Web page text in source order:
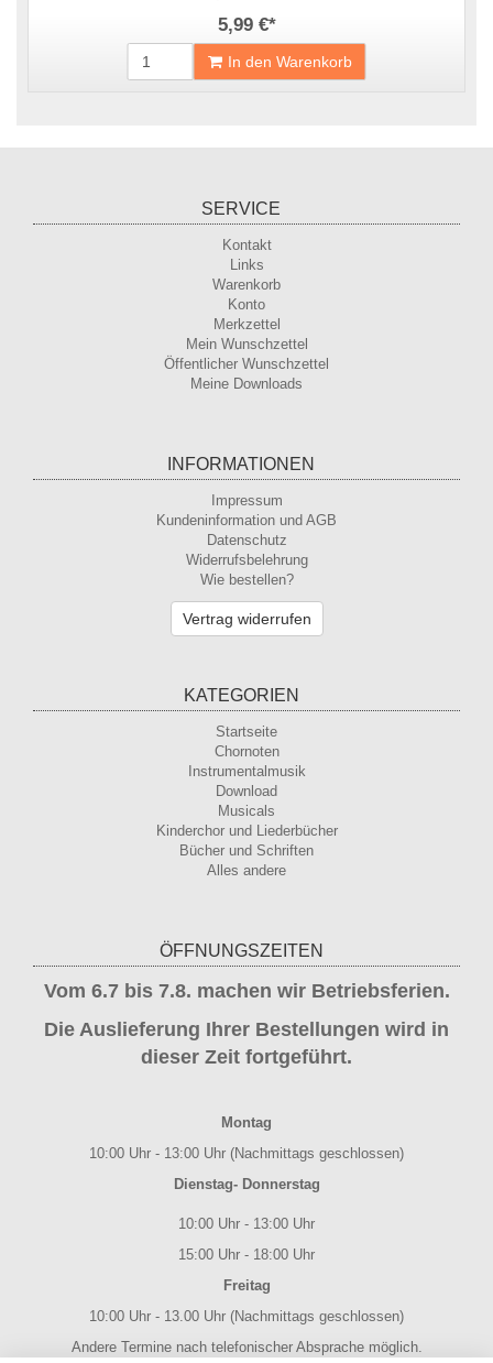
5,99 €*
In den Warenkorb
SERVICE
Kontakt
Links
Warenkorb
Konto
Merkzettel
Mein Wunschzettel
Öffentlicher Wunschzettel
Meine Downloads
INFORMATIONEN
Impressum
Kundeninformation und AGB
Datenschutz
Widerrufsbelehrung
Wie bestellen?
Vertrag widerrufen
KATEGORIEN
Startseite
Chornoten
Instrumentalmusik
Download
Musicals
Kinderchor und Liederbücher
Bücher und Schriften
Alles andere
ÖFFNUNGSZEITEN
Vom 6.7 bis 7.8. machen wir Betriebsferien.
Die Auslieferung Ihrer Bestellungen wird in
dieser Zeit fortgeführt.
Montag
10:00 Uhr - 13:00 Uhr (Nachmittags geschlossen)
Dienstag- Donnerstag
10:00 Uhr - 13:00 Uhr
15:00 Uhr - 18:00 Uhr
Freitag
10:00 Uhr - 13.00 Uhr (Nachmittags geschlossen)
Andere Termine nach telefonischer Absprache möglich.